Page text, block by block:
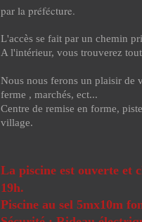
par la préfécture.
L'accès se fait par un chemin
A l'intérieur, vous trouverez
Nous nous ferons un plaisir de
ferme , marchés, ect...
Centre de remise en forme,
village.
La piscine est ouverte et
19h.
Piscine au sel 5mx10m